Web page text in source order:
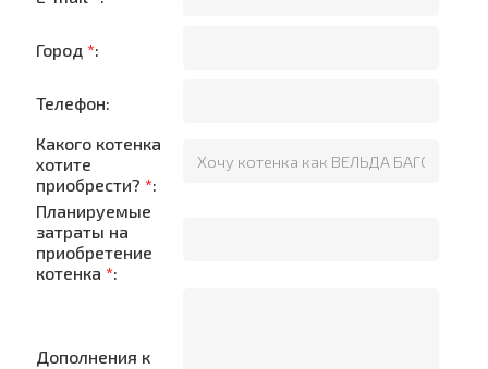
Город *:
Телефон:
Какого котенка
хотите
приобрести? *:
Планируемые
затраты на
приобретение
котенка *:
Дополнения к